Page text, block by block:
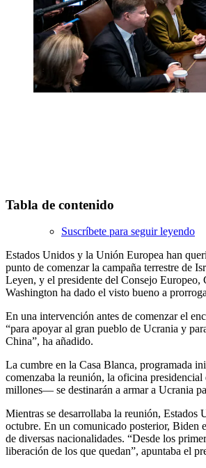
Tabla de contenido
Suscríbete para seguir leyendo
Estados Unidos y la Unión Europea han
punto de comenzar la campaña terrestre de
Leyen, y el presidente del Consejo Europeo,
Washington ha dado el visto bueno a
En una intervención antes de comenzar el
“para apoyar al gran pueblo de Ucrania y
China”, ha añadido.
La cumbre en la Casa Blanca, programada
comenzaba la reunión, la oficina
millones— se destinarán a armar a Ucrania
Mientras se desarrollaba la reunión, Estados
octubre. En un comunicado posterior, Biden
de diversas nacionalidades. “Desde los
liberación de los que quedan”, apuntaba el